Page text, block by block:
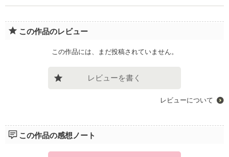
この作品のレビュー
この作品には、まだ投稿されていません。
レビューを書く
レビューについて
この作品の感想ノート